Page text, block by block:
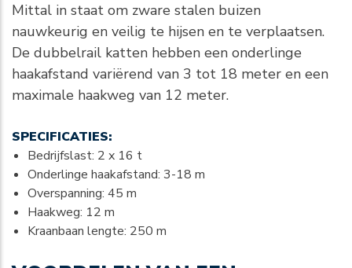
Mittal in staat om zware stalen buizen
nauwkeurig en veilig te hijsen en te verplaatsen.
De dubbelrail katten hebben een onderlinge
haakafstand variërend van 3 tot 18 meter en een
maximale haakweg van 12 meter.
SPECIFICATIES:
Bedrijfslast: 2 x 16 t
Onderlinge haakafstand: 3-18 m
Overspanning: 45 m
Haakweg: 12 m
Kraanbaan lengte: 250 m